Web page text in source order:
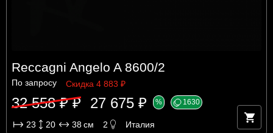
Reccagni Angelo A 8600/2
По запросу Скидка 4 883 ₽
32 558 ₽ ₽ 27 675 ₽ % 1630
23 20 38см 2 Италия